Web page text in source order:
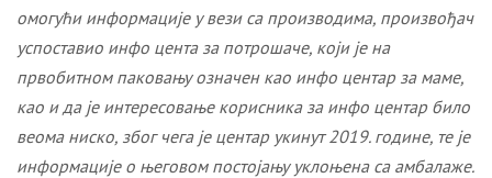
омогући информације у вези са производима, произвођач
успоставио инфо цента за потрошаче, који је на
првобитном паковању означен као инфо центар за маме,
као и да је интересовање корисника за инфо центар било
веома ниско, због чега је центар укинут 2019. године, те је
информације о његовом постојању уклоњена са амбалаже.